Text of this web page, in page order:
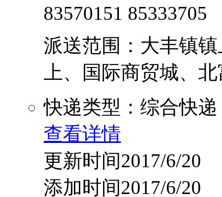
83570151 85333705
派送范围：大丰镇
上、国际商贸城、
快递类型：综合快递
查看详情
更新时间2017/6/20
添加时间2017/6/20